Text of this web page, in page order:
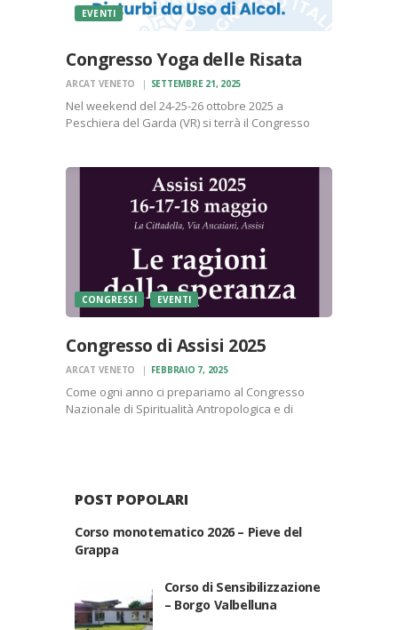
EVENTI
Congresso Yoga delle Risata
ARCAT VENETO SETTEMBRE 21, 2025
Nel weekend del 24-25-26 ottobre 2025 a
Peschiera del Garda (VR) si terrà il Congresso
dei Club, ma non è così. Già…
CONGRESSI EVENTI
Congresso di Assisi 2025
ARCAT VENETO FEBBRAIO 7, 2025
Come ogni anno ci prepariamo al Congresso
Nazionale di Spiritualità Antropologica e di
POST POPOLARI
Corso monotematico 2026 – Pieve del
Grappa
Corso di Sensibilizzazione
– Borgo Valbelluna